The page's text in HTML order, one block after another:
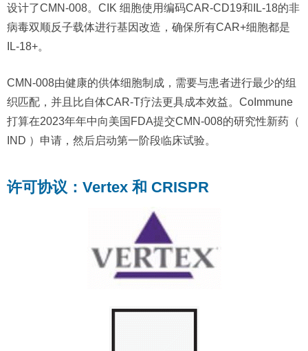
设计了CMN-008。CIK 细胞使用编码CAR-CD19和IL-18的非
病毒双顺反子载体进行基因改造，确保所有CAR+细胞都是
IL-18+。
CMN-008由健康的供体细胞制成，需要与患者进行最少的组
织匹配，并且比自体CAR-T疗法更具成本效益。CoImmune
打算在2023年年中向美国FDA提交CMN-008的研究性新药（
IND ）申请，然后启动第一阶段临床试验。
许可协议：Vertex 和 CRISPR